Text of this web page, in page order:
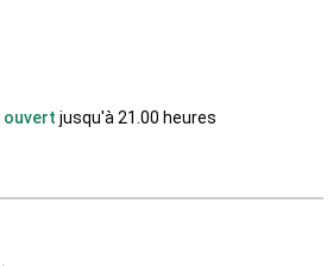
ouvert jusqu'à 21.00 heures